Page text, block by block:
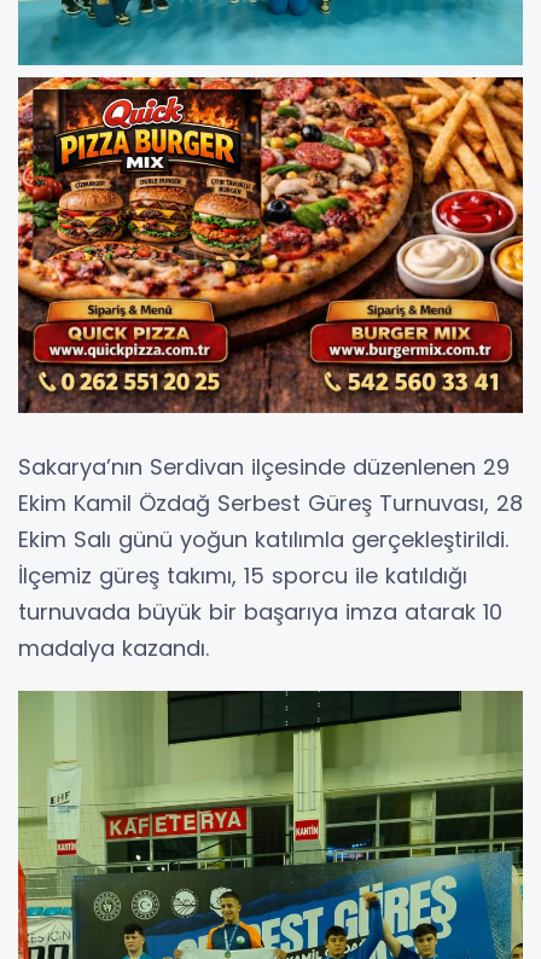
Sakarya’nın Serdivan ilçesinde düzenlenen 29
Ekim Kamil Özdağ Serbest Güreş Turnuvası, 28
Ekim Salı günü yoğun katılımla gerçekleştirildi.
İlçemiz güreş takımı, 15 sporcu ile katıldığı
turnuvada büyük bir başarıya imza atarak 10
madalya kazandı.